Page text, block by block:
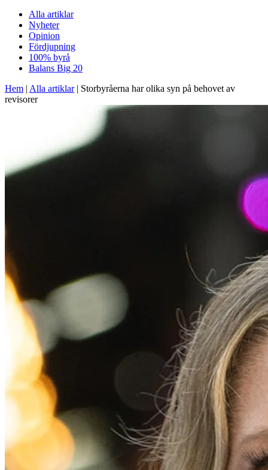
Alla artiklar
Nyheter
Opinion
Fördjupning
100% byrå
Balans Big 20
Hem | Alla artiklar| Storbyråerna har olika syn på behovet av
revisorer